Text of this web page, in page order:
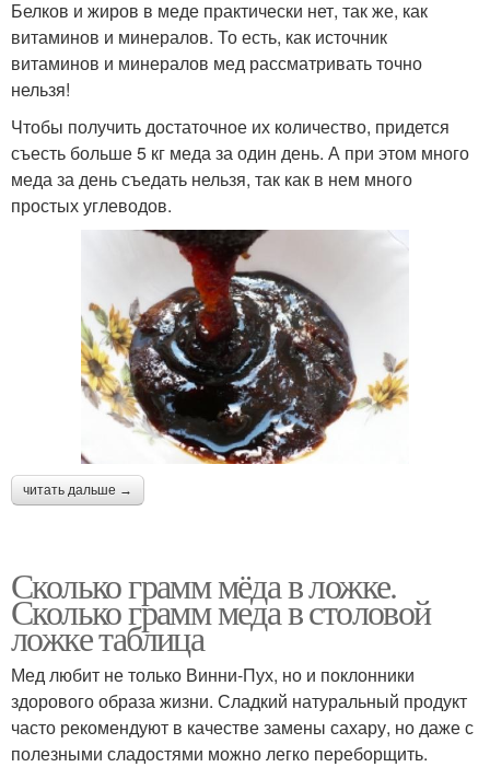
Белков и жиров в меде практически нет, так же, как
витаминов и минералов. То есть, как источник
витаминов и минералов мед рассматривать точно
нельзя!
Чтобы получить достаточное их количество, придется
съесть больше 5 кг меда за один день. А при этом много
меда за день съедать нельзя, так как в нем много
простых углеводов.
читать дальше →
Сколько грамм мёда в ложке.
Сколько грамм меда в столовой
ложке таблица
Мед любит не только Винни-Пух, но и поклонники
здорового образа жизни. Сладкий натуральный продукт
часто рекомендуют в качестве замены сахару, но даже с
полезными сладостями можно легко переборщить.